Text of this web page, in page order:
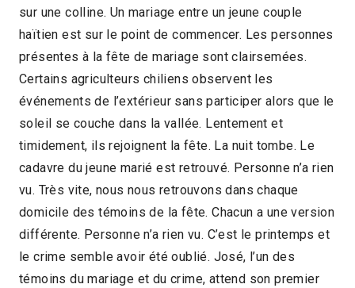
sur une colline. Un mariage entre un jeune couple
haïtien est sur le point de commencer. Les personnes
présentes à la fête de mariage sont clairsemées.
Certains agriculteurs chiliens observent les
événements de l’extérieur sans participer alors que le
soleil se couche dans la vallée. Lentement et
timidement, ils rejoignent la fête. La nuit tombe. Le
cadavre du jeune marié est retrouvé. Personne n’a rien
vu. Très vite, nous nous retrouvons dans chaque
domicile des témoins de la fête. Chacun a une version
différente. Personne n’a rien vu. C’est le printemps et
le crime semble avoir été oublié. José, l’un des
témoins du mariage et du crime, attend son premier